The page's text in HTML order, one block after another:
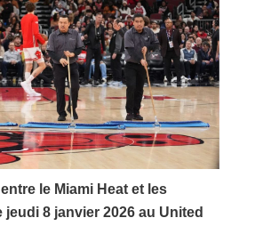
le Miami Heat et les
8 janvier 2026 au United